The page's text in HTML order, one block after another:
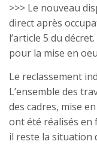
>>> Le nouveau
direct après
l’article 5 du
pour la mise en
Le reclassement
L’ensemble des
des cadres, mise
ont été réalisés en
il reste la situation